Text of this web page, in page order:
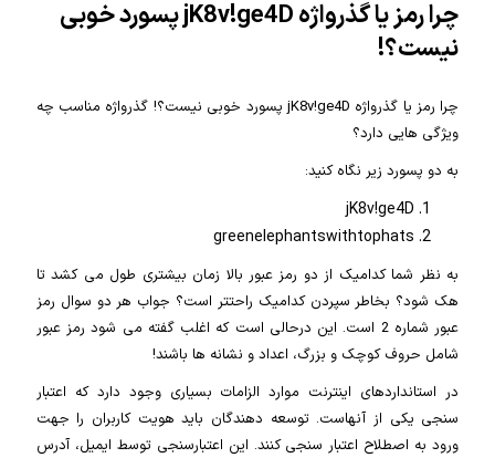
چرا رمز یا گذرواژه jK8v!ge4D پسورد خوبی
نیست؟!
چرا رمز یا گذرواژه jK8v!ge4D پسورد خوبی نیست؟! گذرواژه مناسب چه
ویژگی هایی دارد؟
به دو پسورد زیر نگاه کنید:
jK8v!ge4D
greenelephantswithtophats
به نظر شما کدامیک از دو رمز عبور بالا زمان بیشتری طول می کشد تا
هک شود؟ بخاطر سپردن کدامیک راحتتر است؟ جواب هر دو سوال رمز
عبور شماره 2 است. این درحالی است که اغلب گفته می شود رمز عبور
شامل حروف کوچک و بزرگ، اعداد و نشانه ها باشند!
در استانداردهای اینترنت موارد الزامات بسیاری وجود دارد که اعتبار
سنجی یکی از آنهاست. توسعه دهندگان باید هویت کاربران را جهت
ورود به اصطلاح اعتبار سنجی کنند. این اعتبارسنجی توسط ایمیل، آدرس